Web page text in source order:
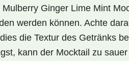
Mulberry Ginger Lime Mint
werden können. Achte
die Textur des Getränks
kann der Mocktail zu